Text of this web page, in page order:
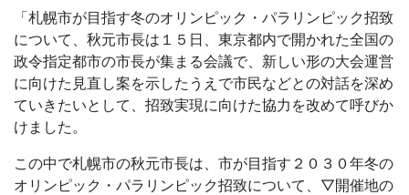
「札幌市が目指す冬のオリンピック・パラリンピック招致
について、秋元市長は１５日、東京都内で開かれた全国の
政令指定都市の市長が集まる会議で、新しい形の大会運営
に向けた見直し案を示したうえで市民などとの対話を深め
ていきたいとして、招致実現に向けた協力を改めて呼びか
けました。
この中で札幌市の秋元市長は、市が目指す２０３０年冬の
オリンピック・パラリンピック招致について、▽開催地の